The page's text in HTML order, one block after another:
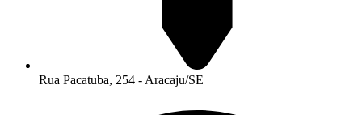
Rua Pacatuba, 254 - Aracaju/SE